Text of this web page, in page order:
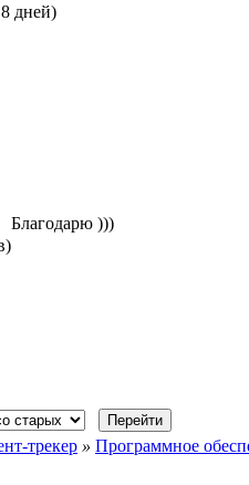
дней)
Благодарю )))
трекер » Программное